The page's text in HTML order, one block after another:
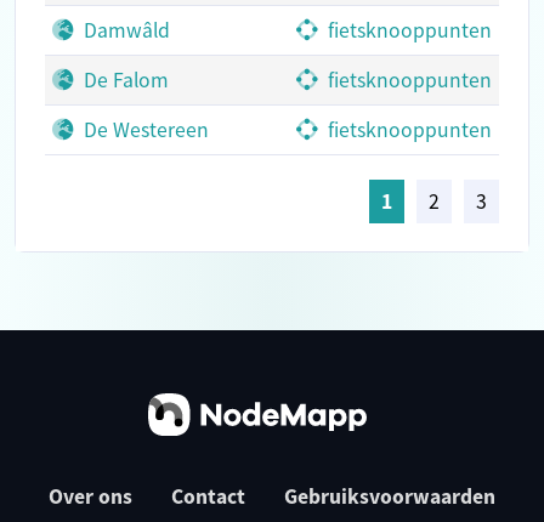
Damwâld
fietsknooppunten
De Falom
fietsknooppunten
De Westereen
fietsknooppunten
1 2 3
Over ons Contact Gebruiksvoorwaarden